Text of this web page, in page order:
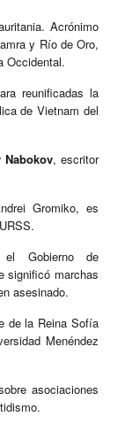
Acrónimo
y Río de Oro,
Occidental.
reunificadas la
de Vietnam del
, escritor
Gromiko, es
Gobierno de
significó marchas
asesinado.
de la Reina Sofía
Menéndez
asociaciones